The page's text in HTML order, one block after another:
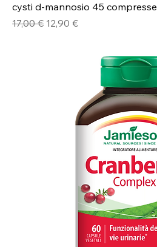
cysti d-mannosio 45 compresse
Prezzo regolare
17,00 € Prezzo scontato
12,90 €